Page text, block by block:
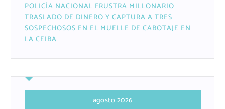
POLICÍA NACIONAL FRUSTRA MILLONARIO
TRASLADO DE DINERO Y CAPTURA A TRES
SOSPECHOSOS EN EL MUELLE DE CABOTAJE EN
LA CEIBA
agosto 2026